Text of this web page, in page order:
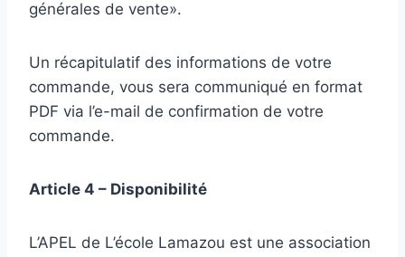
générales de vente».
Un récapitulatif des informations de votre
commande, vous sera communiqué en format
PDF via l’e-mail de confirmation de votre
commande.
Article 4 – Disponibilité
L’APEL de L’école Lamazou est une association